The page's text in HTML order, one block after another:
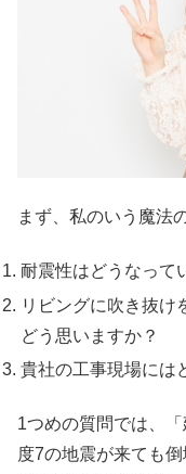
まず、私のいう魔法
耐震性はどうなって
リビングに吹き抜け
どう思いますか？
貴社の工事現場には
1つめの質問では、
度7の地震が来ても